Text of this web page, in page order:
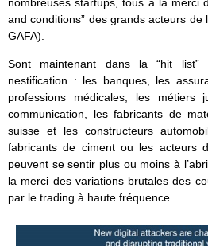
and conditions” des grands acteurs de
GAFA).
Sont maintenant dans la “hit
nestification : les banques, les
professions médicales, les métiers
communication, les fabricants de
suisse et les constructeurs
fabricants de ciment ou les acteurs
peuvent se sentir plus ou moins à
la merci des variations brutales des
par le trading à haute fréquence.